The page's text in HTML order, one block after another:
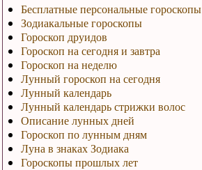
Бесплатные персональные гороскопы
Зодиакальные гороскопы
Гороскоп друидов
Гороскоп на сегодня и завтра
Гороскоп на неделю
Лунный гороскоп на сегодня
Лунный календарь
Лунный календарь стрижки волос
Описание лунных дней
Гороскоп по лунным дням
Луна в знаках Зодиака
Гороскопы прошлых лет